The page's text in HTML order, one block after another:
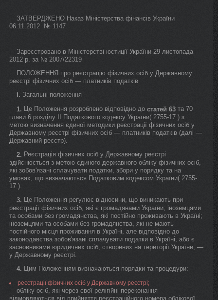
ЗАТВЕРДЖЕНО Наказ Міністерства фінансів України
06.11.2012 № 1147
Зареєстровано в Міністерстві юстиції України 29 листопада
2012 р. за № 2007/22319
ПОЛОЖЕННЯ про реєстрацію фізичних осіб у Державному
реєстрі фізичних осіб — платників податків
I. Загальні положення
1. Це Положення розроблено відповідно до статей 63 та 70
глави 6 розділу II Податкового кодексу України( 2755-17 ) з
метою визначення єдиної методики реєстрації фізичних осіб у
Державному реєстрі фізичних осіб — платників податків (далі —
Державний реєстр).
2. Реєстрація фізичних осіб у Державному реєстрі
здійснюється з метою єдиного державного обліку фізичних осіб,
які зобов'язані сплачувати податки, збори у порядку та на
умовах, що визначаються Податковим кодексом України( 2755-
17 ).
3. Це Положення регулює відносини, що виникають при
реєстрації фізичних осіб, які є громадянами України; іноземцями
та особами без громадянства, які постійно проживають в Україні;
іноземцями та особами без громадянства, які не мають
постійного місця проживання в Україні, але відповідно до
законодавства зобов'язані сплачувати податки в Україні, або є
засновниками юридичних осіб, створених на території України, —
у Державному реєстрі.
4. Цим Положенням визначаються порядки та процедури:
реєстрації фізичних осіб у Державному реєстрі;
обліку осіб, які через свої релігійні переконання
відмовляються від прийняття реєстраційного номера облікової